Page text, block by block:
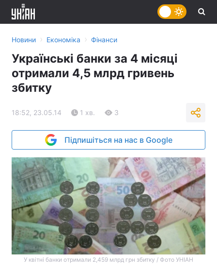
Новини › Економіка › Фінанси
Українські банки за 4 місяці
отримали 4,5 млрд гривень
збитку
18:52, 23.05.14 1 хв. 3
Підпишіться на нас в Google
У квітні банки отримали 2,459 млрд грн збитку / Фото УНІАН